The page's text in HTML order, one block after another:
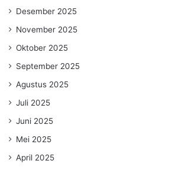
Desember 2025
November 2025
Oktober 2025
September 2025
Agustus 2025
Juli 2025
Juni 2025
Mei 2025
April 2025